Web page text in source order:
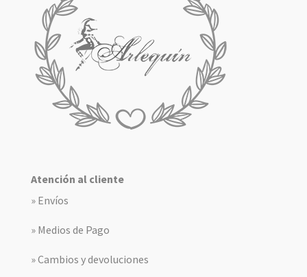
Atención al cliente
» Envíos
» Medios de Pago
» Cambios y devoluciones